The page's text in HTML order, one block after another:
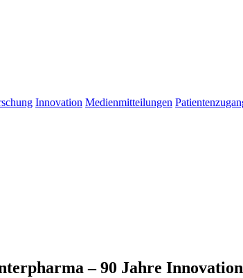
Innovation Medienmitteilungen
– 90 Jahre